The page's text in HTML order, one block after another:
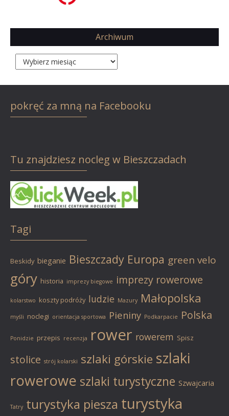
Archiwum
Archiwum
pokręć za mną na Facebooku
Tu znajdziesz nocleg w Bieszczadach
Tagi
Beskidy bieganie Bieszczady Europa green velo
góry historia imprezy biegowe imprezy rowerowe
kolarstwo koszty podróży ludzie Mazury Małopolska
myśli noclegi orientacja sportowa Pieniny Podkarpacie Polska
Ponidzie przepis recenzja rower rowerem Spisz
stolice strój kolarski szlaki górskie szlaki
rowerowe szlaki turystyczne Szwajcaria
Tatry turystyka piesza turystyka